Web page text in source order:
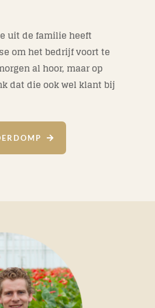
uit de familie heeft
om het bedrijf voort te
al hoor, maar op
dat die ook wel klant bij